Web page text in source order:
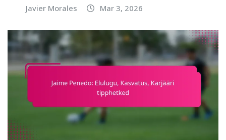
Javier Morales Mar 3, 2026